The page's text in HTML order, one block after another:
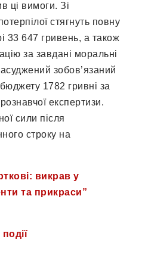
ці вимоги. Зі
стягнуть повну
33 647 гривень, а також
за завдані моральні
зобов’язаний
1782 гривні за
експертизи.
сили після
строку на
викрав у
та прикраси”